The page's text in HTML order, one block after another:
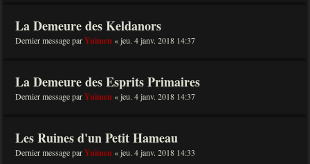
La Demeure des Keldanors
Dernier message parYuimen «jeu. 4 janv. 2018 14:37
La Demeure des Esprits Primaires
Dernier message parYuimen «jeu. 4 janv. 2018 14:37
Les Ruines d'un Petit Hameau
Dernier message parYuimen «jeu. 4 janv. 2018 14:33